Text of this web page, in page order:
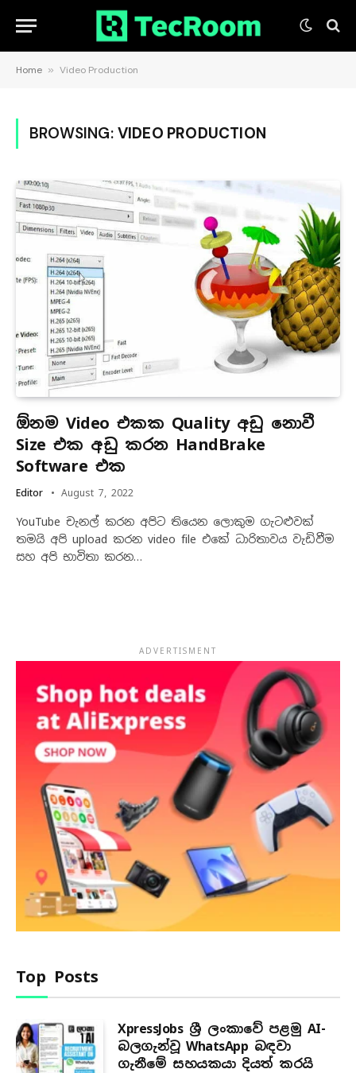
Home » Video Production
BROWSING: VIDEO PRODUCTION
ඕනම Video එකක Quality අඩු නොවී
Size එක අඩු කරන HandBrake
Software එක
Editor August 7, 2022
YouTube චැනල් කරන අපිට තියෙන ලොකුම ගැටළුවක්
තමයි අපි upload කරන video file එකේ ධාරිතාවය වැඩිවීම
සහ අපි භාවිතා කරන…
ADVERTISMENT
Top Posts
XpressJobs ශ්‍රී ලංකාවේ පළමු AI-
බලගැන්වූ WhatsApp බඳවා
ගැනීමේ සහයකයා දියත් කරයි